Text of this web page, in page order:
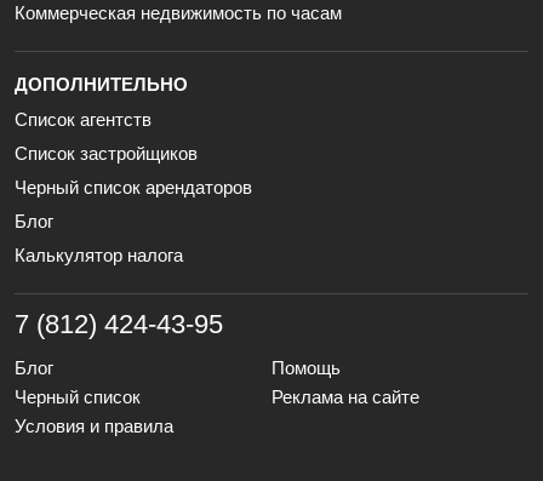
Коммерческая недвижимость по часам
ДОПОЛНИТЕЛЬНО
Список агентств
Список застройщиков
Черный список арендаторов
Блог
Калькулятор налога
7 (812) 424-43-95
Блог
Помощь
Черный список
Реклама на сайте
Условия и правила